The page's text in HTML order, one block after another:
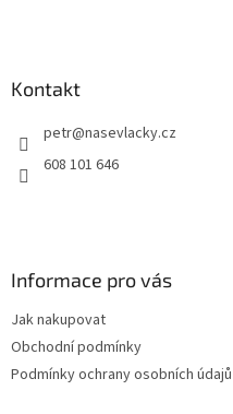
Kontakt
petr@nasevlacky.cz
608 101 646
Informace pro vás
Jak nakupovat
Obchodní podmínky
Podmínky ochrany osobních údajů